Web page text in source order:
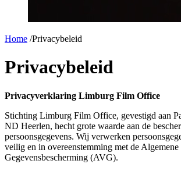
Home /Privacybeleid
Privacybeleid
Privacyverklaring Limburg Film Office
Stichting Limburg Film Office, gevestigd aan
ND Heerlen, hecht grote waarde aan de
persoonsgegevens. Wij verwerken
veilig en in overeenstemming met de
Gegevensbescherming (AVG).